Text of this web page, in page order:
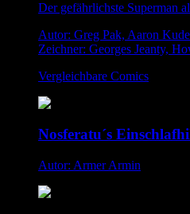
Der gefährlichste Superman
Autor: Greg Pak, Aaron
Zeichner: Georges Jeanty,
Vergleichbare Comics
Nosferatu´s
Autor: Armer Armin